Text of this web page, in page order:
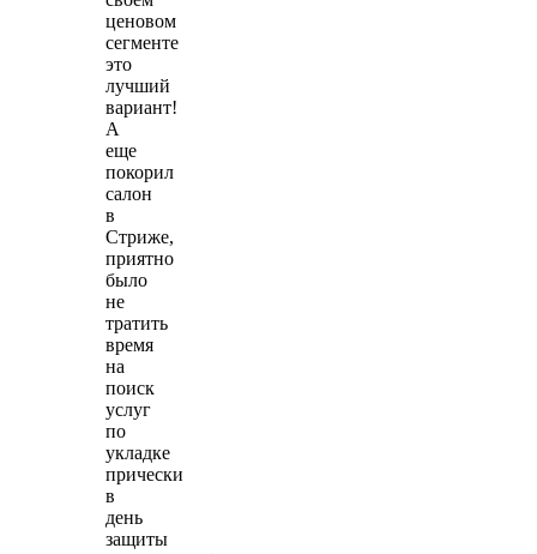
ценовом
сегменте
это
лучший
вариант!
А
еще
покорил
салон
в
Стриже,
приятно
было
не
тратить
время
на
поиск
услуг
по
укладке
прически
в
день
защиты